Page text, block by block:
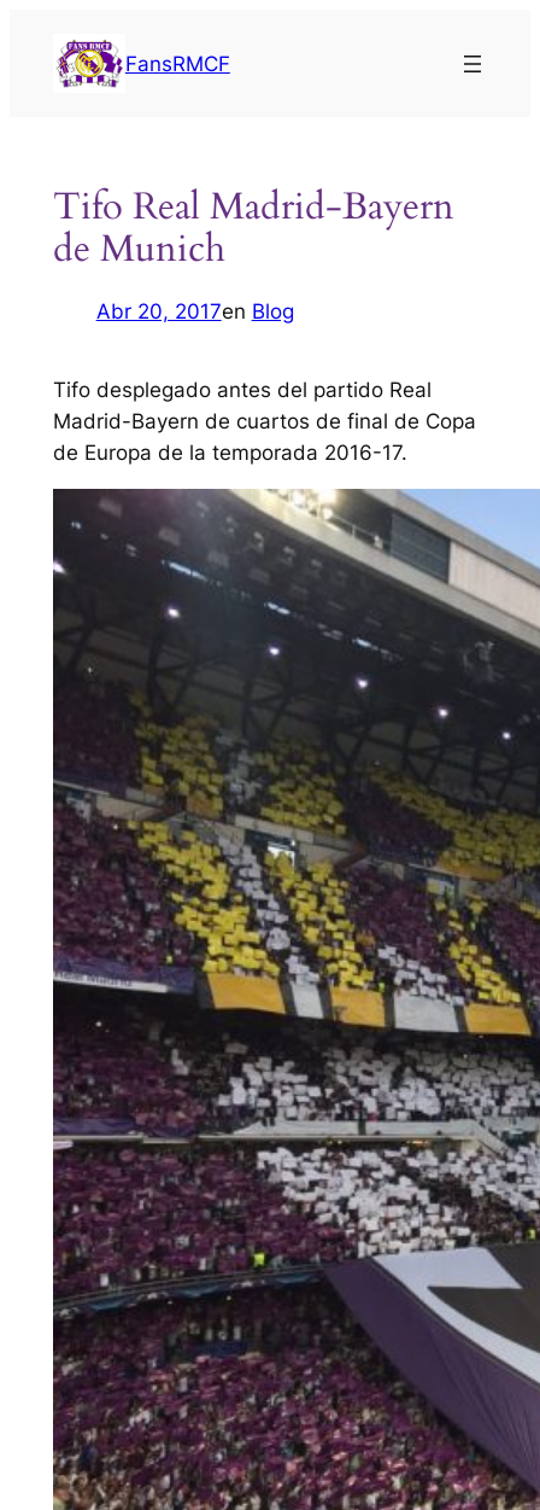
contenido
FansRMCF
Tifo Real Madrid-Bayern
de Munich
Abr 20, 2017en Blog
Tifo desplegado antes del partido Real
Madrid-Bayern de cuartos de final de Copa
de Europa de la temporada 2016-17.